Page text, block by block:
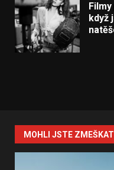
když
MOHLI JSTE ZMEŠKAT